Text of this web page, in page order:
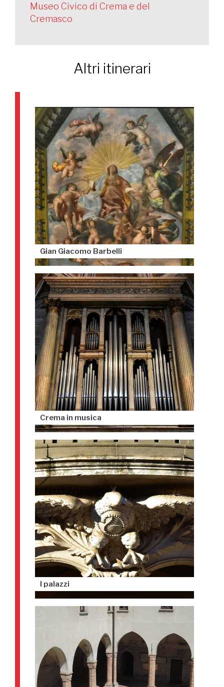
Museo Civico di Crema e del
Cremasco
Altri itinerari
Gian Giacomo Barbelli
Crema in musica
I palazzi